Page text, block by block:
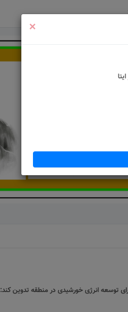
توسعه انرژی خورشیدی در منطقه تدوین کند:
×